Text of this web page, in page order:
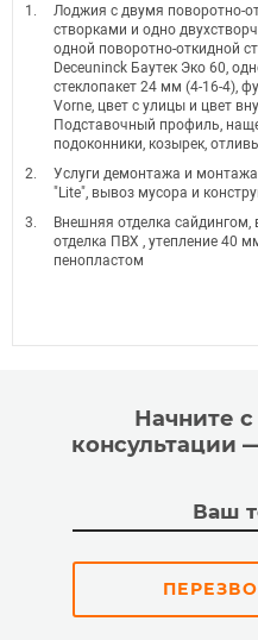
1.
Лоджия с двумя поворотно-
створками и одно
одной поворотно-откидной
Deceuninck Баутек Эко 60,
стеклопакет 24 мм (4-16-4),
Vorne, цвет с улицы и цвет
Подставочный профиль,
подоконники, козырек,
2.
Услуги демонтажа и монтажа
"Lite", вывоз мусора и
3.
Внешняя отделка сайдингом,
отделка ПВХ , утепление 40
пенопластом
Начните с
консультации